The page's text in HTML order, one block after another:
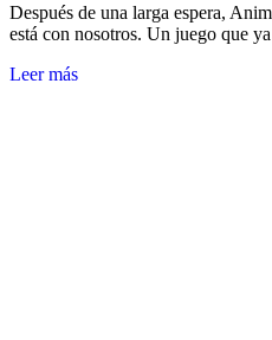
Después de una larga espera,
está con nosotros. Un juego que
Leer más